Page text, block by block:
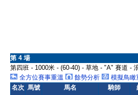
第 4 場
第四班 - 1000米 - (60-40) - 草地 - "A" 賽道 -
全方位賽事重溫
餘勢分析
模擬鳥瞰
名次 馬號 馬名 騎師